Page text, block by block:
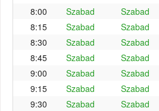
8:00
Szabad Szabad
8:15
Szabad Szabad
8:30
Szabad Szabad
8:45
Szabad Szabad
9:00
Szabad Szabad
9:15
Szabad Szabad
9:30
Szabad Szabad